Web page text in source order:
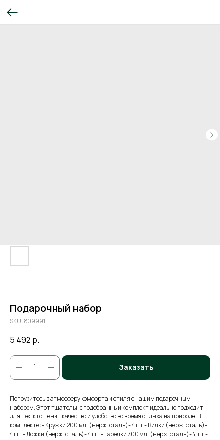
Подарочный набор
SKU: 809991
5 492 р.
Заказать
Погрузитесь в атмосферу комфорта и стиля с нашим подарочным
набором. Этот тщательно подобранный комплект идеально подходит
для тех, кто ценит качество и удобство во время отдыха на природе. В
комплекте: - Кружки 200 мл. (нерж. сталь)- 4 шт - Вилки (нерж. сталь)-
4 шт - Ложки (нерж. сталь)- 4 шт - Тарелки 700 мл. (нерж. сталь)- 4 шт -